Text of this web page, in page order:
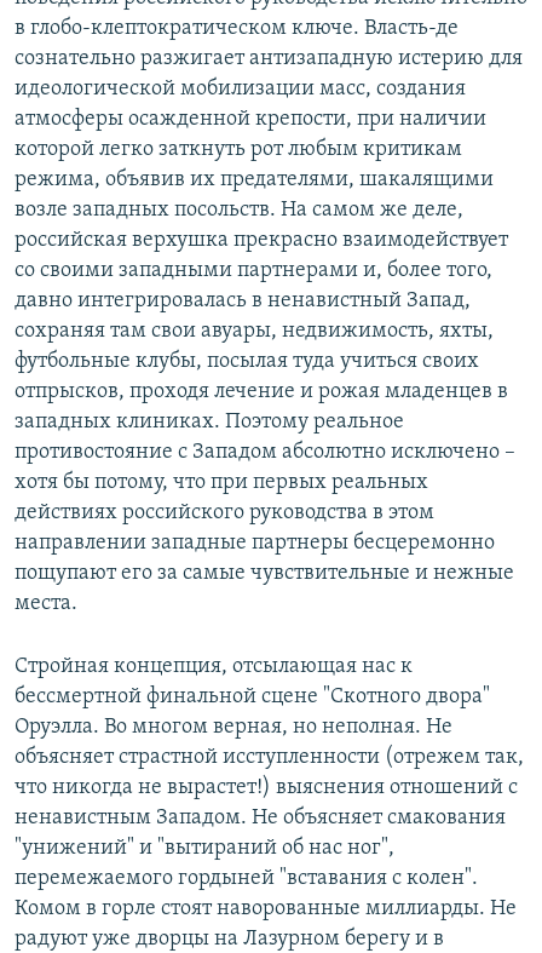
в глобо-клептократическом ключе. Власть-де
сознательно разжигает антизападную истерию для
идеологической мобилизации масс, создания
атмосферы осажденной крепости, при наличии
которой легко заткнуть рот любым критикам
режима, объявив их предателями, шакалящими
возле западных посольств. На самом же деле,
российская верхушка прекрасно взаимодействует
со своими западными партнерами и, более того,
давно интегрировалась в ненавистный Запад,
сохраняя там свои авуары, недвижимость, яхты,
футбольные клубы, посылая туда учиться своих
отпрысков, проходя лечение и рожая младенцев в
западных клиниках. Поэтому реальное
противостояние с Западом абсолютно исключено –
хотя бы потому, что при первых реальных
действиях российского руководства в этом
направлении западные партнеры бесцеремонно
пощупают его за самые чувствительные и нежные
места.
Стройная концепция, отсылающая нас к
бессмертной финальной сцене "Скотного двора"
Оруэлла. Во многом верная, но неполная. Не
объясняет страстной исступленности (отрежем так,
что никогда не вырастет!) выяснения отношений с
ненавистным Западом. Не объясняет смакования
"унижений" и "вытираний об нас ног",
перемежаемого гордыней "вставания с колен".
Комом в горле стоят наворованные миллиарды. Не
радуют уже дворцы на Лазурном берегу и в